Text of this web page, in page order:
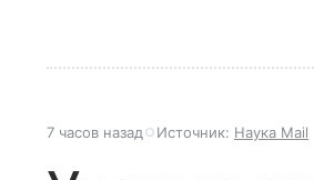
7 часов назад Источник: Наука Mail